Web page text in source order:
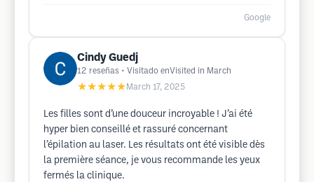
Google
Cindy Guedj
12 reseñas • Visitado enVisited in March
★★★★★ March 17, 2025
Les filles sont d’une douceur incroyable ! J’ai été
hyper bien conseillé et rassuré concernant
l’épilation au laser. Les résultats ont été visible dès
la première séance, je vous recommande les yeux
fermés la clinique.